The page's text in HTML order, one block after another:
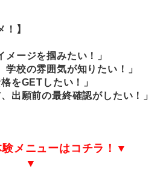
！】
メージを掴みたい！」
学校の雰囲気が知りたい！」
をGETしたい！」
出願前の最終確認がしたい！」
メニューはコチラ！▼
▼